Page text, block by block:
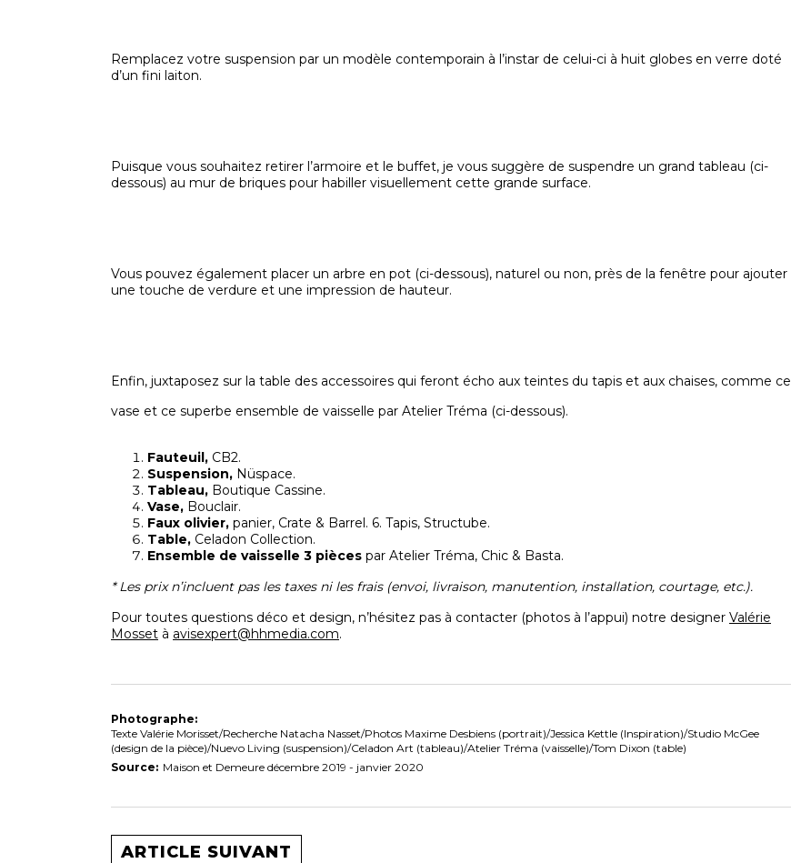
Remplacez votre suspension par un modèle contemporain à l’instar de celui-ci à huit globes en verre doté
d’un fini laiton.
Puisque vous souhaitez retirer l’armoire et le buffet, je vous suggère de suspendre un grand tableau (ci-
dessous) au mur de briques pour habiller visuellement cette grande surface.
Vous pouvez également placer un arbre en pot (ci-dessous), naturel ou non, près de la fenêtre pour ajouter
une touche de verdure et une impression de hauteur.
Enfin, juxtaposez sur la table des accessoires qui feront écho aux teintes du tapis et aux chaises, comme ce
vase et ce superbe ensemble de vaisselle par Atelier Tréma (ci-dessous).
Fauteuil, CB2.
Suspension, Nüspace.
Tableau, Boutique Cassine.
Vase, Bouclair.
Faux olivier, panier, Crate & Barrel. 6. Tapis, Structube.
Table, Celadon Collection.
Ensemble de vaisselle 3 pièces par Atelier Tréma, Chic & Basta.
* Les prix n’incluent pas les taxes ni les frais (envoi, livraison, manutention, installation, courtage, etc.).
Pour toutes questions déco et design, n’hésitez pas à contacter (photos à l’appui) notre designer Valérie
Mosset à avisexpert@hhmedia.com.
Photographe:
Texte Valérie Morisset/Recherche Natacha Nasset/Photos Maxime Desbiens (portrait)/Jessica Kettle (Inspiration)/Studio McGee
(design de la pièce)/Nuevo Living (suspension)/Celadon Art (tableau)/Atelier Tréma (vaisselle)/Tom Dixon (table)
Source: Maison et Demeure décembre 2019 - janvier 2020
ARTICLE SUIVANT